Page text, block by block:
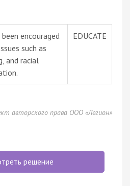
encouraged
such as
and racial
EDUCATE
авторского права ООО «Легион»
решение